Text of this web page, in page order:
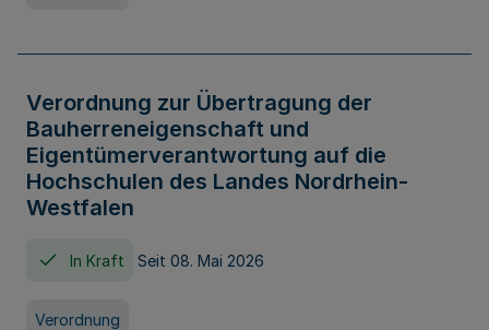
Verordnung zur Übertragung der
Bauherreneigenschaft und
Eigentümerverantwortung auf die
Hochschulen des Landes Nordrhein-
Westfalen
In Kraft Seit 08. Mai 2026
Verordnung